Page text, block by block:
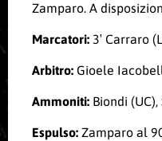
Zamparo. A
Marcatori: 3′ Carraro
Arbitro: Gioele
Ammoniti: Biondi (UC),
Espulso: Zamparo al